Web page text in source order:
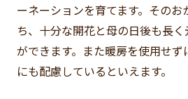
ーネーションを育てます。その
ち、十分な開花と母の日後も長
ができます。また暖房を使用せ
にも配慮しているといえます。